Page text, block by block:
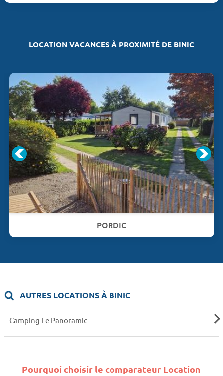
LOCATION VACANCES À PROXIMITÉ DE BINIC
PORDIC
AUTRES LOCATIONS À BINIC
Camping Le Panoramic
Pourquoi choisir le comparateur Location